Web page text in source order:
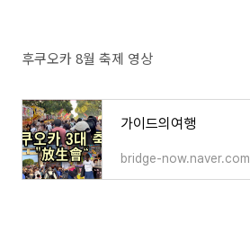
후쿠오카 8월 축제 영상
가이드의여행
bridge-now.naver.com